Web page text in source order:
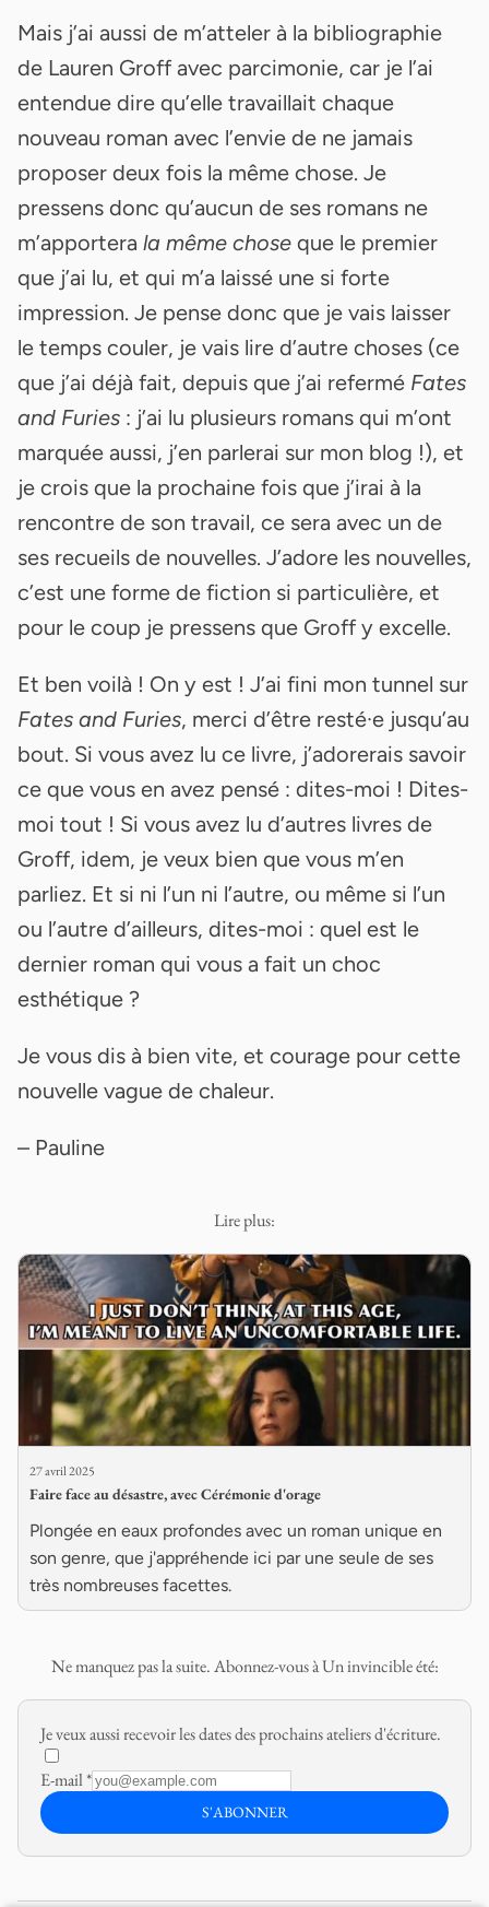
Mais j’ai aussi de m’atteler à la bibliographie
de Lauren Groff avec parcimonie, car je l’ai
entendue dire qu’elle travaillait chaque
nouveau roman avec l’envie de ne jamais
proposer deux fois la même chose. Je
pressens donc qu’aucun de ses romans ne
m’apportera la même chose que le premier
que j’ai lu, et qui m’a laissé une si forte
impression. Je pense donc que je vais laisser
le temps couler, je vais lire d’autre choses (ce
que j’ai déjà fait, depuis que j’ai refermé Fates
and Furies : j’ai lu plusieurs romans qui m’ont
marquée aussi, j’en parlerai sur mon blog !), et
je crois que la prochaine fois que j’irai à la
rencontre de son travail, ce sera avec un de
ses recueils de nouvelles. J’adore les nouvelles,
c’est une forme de fiction si particulière, et
pour le coup je pressens que Groff y excelle.
Et ben voilà ! On y est ! J’ai fini mon tunnel sur
Fates and Furies, merci d’être resté·e jusqu’au
bout. Si vous avez lu ce livre, j’adorerais savoir
ce que vous en avez pensé : dites-moi ! Dites-
moi tout ! Si vous avez lu d’autres livres de
Groff, idem, je veux bien que vous m’en
parliez. Et si ni l’un ni l’autre, ou même si l’un
ou l’autre d’ailleurs, dites-moi : quel est le
dernier roman qui vous a fait un choc
esthétique ?
Je vous dis à bien vite, et courage pour cette
nouvelle vague de chaleur.
– Pauline
Lire plus:
27 avril 2025
Faire face au désastre, avec Cérémonie d'orage
Plongée en eaux profondes avec un roman unique en
son genre, que j'appréhende ici par une seule de ses
très nombreuses facettes.
Ne manquez pas la suite. Abonnez-vous à Un invincible été:
Je veux aussi recevoir les dates des prochains ateliers d'écriture.
E-mail*
S'ABONNER